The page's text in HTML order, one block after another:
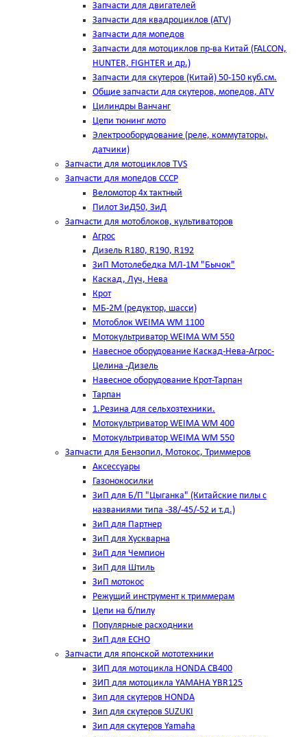
Запчасти для двигателей
Запчасти для квадроциклов (ATV)
Запчасти для мопедов
Запчасти для мотоциклов пр-ва Китай (FALCON,
HUNTER, FIGHTER и др.)
Запчасти для скутеров (Китай) 50-150 куб.см.
Общие запчасти для скутеров, мопедов, ATV
Цилиндры Ванчанг
Цепи тюнинг мото
Электрооборудование (реле, коммутаторы,
датчики)
Запчасти для мотоциклов TVS
Запчасти для мопедов СССР
Веломотор 4х тактный
Пилот ЗиД50, ЗиД
Запчасти для мотоблоков, культиваторов
Агрос
Дизель R180, R190, R192
ЗиП Мотолебедка МЛ-1М "Бычок"
Каскад, Луч, Нева
Крот
МБ-2М (редуктор, шасси)
Мотоблок WEIMA WM 1100
Мотокультриватор WEIMA WM 550
Навесное оборудование Каскад-Нева-Агрос-
Целина -Дизель
Навесное оборудование Крот-Тарпан
Тарпан
1.Резина для сельхозтехники.
Мотокультриватор WEIMA WM 400
Мотокультриватор WEIMA WM 550
Запчасти для Бензопил, Мотокос, Триммеров
Аксессуары
Газонокосилки
ЗиП для Б/П "Цыганка" (Китайские пилы с
названиями типа -38/-45/-52 и т.д.)
ЗиП для Партнер
ЗиП для Хускварна
ЗиП для Чемпион
ЗиП для Штиль
ЗиП мотокос
Режущий инструмент к триммерам
Цепи на б/пилу
Популярные расходники
ЗиП для ЕСНО
Запчасти для японской мототехники
ЗИП для мотоцикла HONDA CB400
ЗИП для мотоцикла YAMAHA YBR125
Зип для скутеров HONDA
Зип для скутеров SUZUKI
Зип для скутеров Yamaha